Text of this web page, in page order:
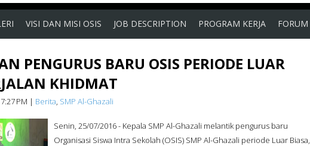
VISI DAN MISI OSIS JOB DESCRIPTION PROGRAM KERJA FORUM
PENGURUS BARU OSIS PERIODE LUAR
KHIDMAT
7:27 PM | Berita, SMP Al-Ghazali
Senin, 25/07/2016 - Kepala SMP Al-Ghazali melantik pengurus baru
Organisasi Siswa Intra Sekolah (OSIS) SMP Al-Ghazali periode Luar Biasa,